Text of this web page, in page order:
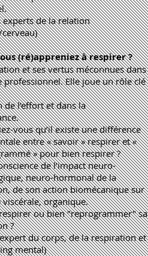
experts de la relation
(ré)appreniez à respirer ?
et ses vertus méconnues dans
professionnel. Elle joue un rôle clé
de l’effort et dans la
vous qu’il existe une différence
entre « savoir » respirer et «
» pour bien respirer ?
de l’impact neuro-
neuro-hormonal de la
de son action biomécanique sur
viscérale, organique.
ou bien "reprogrammer" sa
?
du corps, de la respiration et
mental)